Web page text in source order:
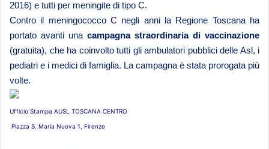
2016) e tutti per meningite di tipo C.
Contro il meningococco C negli anni la Regione Toscana ha
portato avanti una campagna straordinaria di vaccinazione
(gratuita), che ha coinvolto tutti gli ambulatori pubblici delle Asl, i
pediatri e i medici di famiglia. La campagna è stata prorogata più
volte.
Ufficio Stampa AUSL TOSCANA CENTRO
Piazza S. Maria Nuova 1, Firenze